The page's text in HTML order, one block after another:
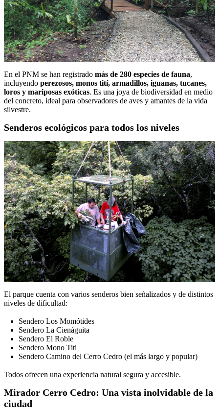
En el PNM se han registrado más de 280 especies de fauna,
incluyendo perezosos, monos tití, armadillos, iguanas, tucanes,
loros y mariposas exóticas. Es una joya de biodiversidad en medio
del concreto, ideal para observadores de aves y amantes de la vida
silvestre.
Senderos ecológicos para todos los niveles
El parque cuenta con varios senderos bien señalizados y de distintos
niveles de dificultad:
Sendero Los Momótides
Sendero La Cienáguita
Sendero El Roble
Sendero Mono Titi
Sendero Camino del Cerro Cedro (el más largo y popular)
Todos ofrecen una experiencia natural segura y accesible.
Mirador Cerro Cedro: Una vista inolvidable de la
ciudad